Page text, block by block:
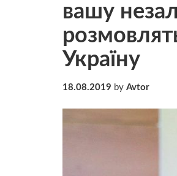
вашу
Україну
18.08.2019 by Avtor